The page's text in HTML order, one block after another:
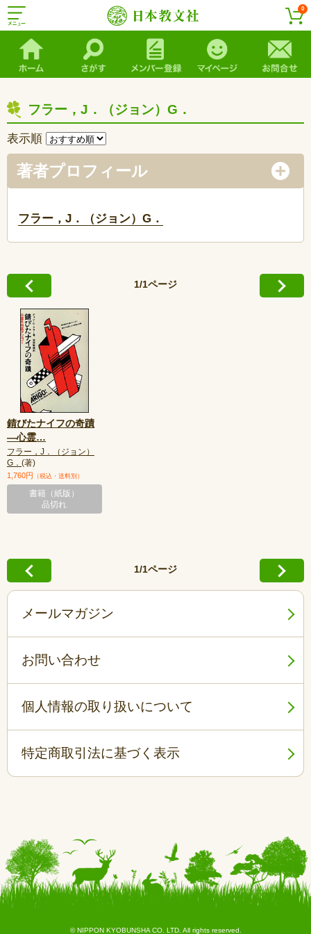
0
フラー，J．（ジョン）G．
表示順
著者プロフィール
フラー，J．（ジョン）G．
1/1ページ
錆びたナイフの奇蹟
—心霊…
フラー，J．（ジョン）
G． (著)
1,760円 （税込・送料別）
書籍（紙版）
品切れ
1/1ページ
メールマガジン
お問い合わせ
個人情報の取り扱いについて
特定商取引法に基づく表示
© NIPPON KYOBUNSHA CO. LTD. All rights reserved.